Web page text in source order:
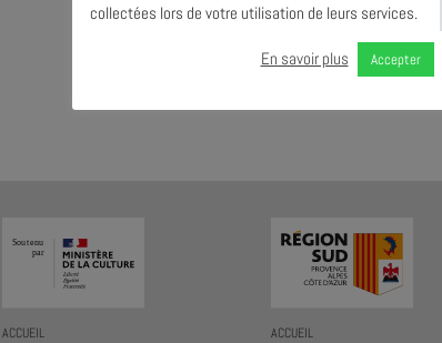
ACCUEIL ACCUEIL
collectées lors de votre utilisation de leurs services.
En savoir plus Accepter